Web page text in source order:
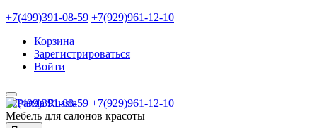
+7(499)391-08-59 +7(929)961-12-10
Корзина
Зарегистрироваться
Войти
+7(499)391-08-59 +7(929)961-12-10
Мебель для салонов красоты